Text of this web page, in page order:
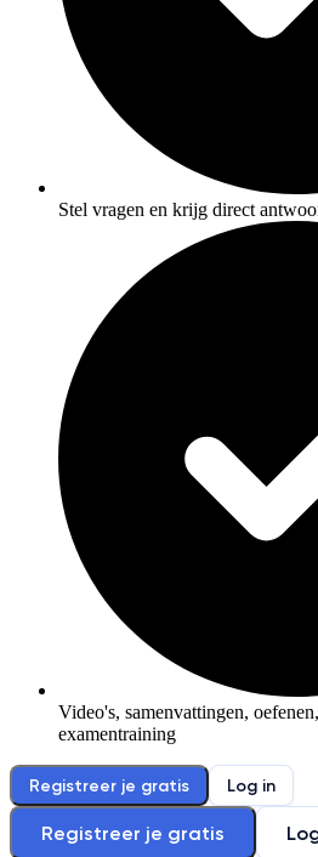
Stel vragen en krijg direct
Video's, samenvattingen,
examentraining
Registreer je gratis Log in
Registreer je gratis